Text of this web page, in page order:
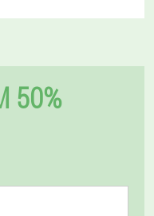
50%